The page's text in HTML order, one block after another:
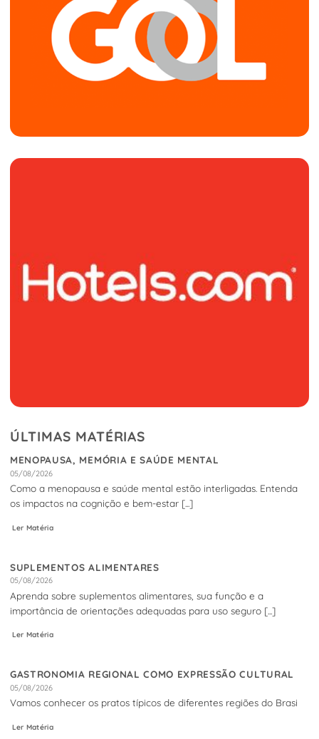
ÚLTIMAS MATÉRIAS
MENOPAUSA, MEMÓRIA E SAÚDE MENTAL
05/08/2026
Como a menopausa e saúde mental estão interligadas. Entenda
os impactos na cognição e bem-estar [...]
Ler Matéria
SUPLEMENTOS ALIMENTARES
05/08/2026
Aprenda sobre suplementos alimentares, sua função e a
importância de orientações adequadas para uso seguro [...]
Ler Matéria
GASTRONOMIA REGIONAL COMO EXPRESSÃO CULTURAL
05/08/2026
Vamos conhecer os pratos típicos de diferentes regiões do Brasi
Ler Matéria